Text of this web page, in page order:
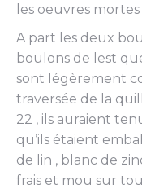
les oeuvres
A part les deux
boulons de lest
sont légèrement
traversée de la
22 , ils auraient
qu’ils étaient
de lin , blanc de
frais et mou sur